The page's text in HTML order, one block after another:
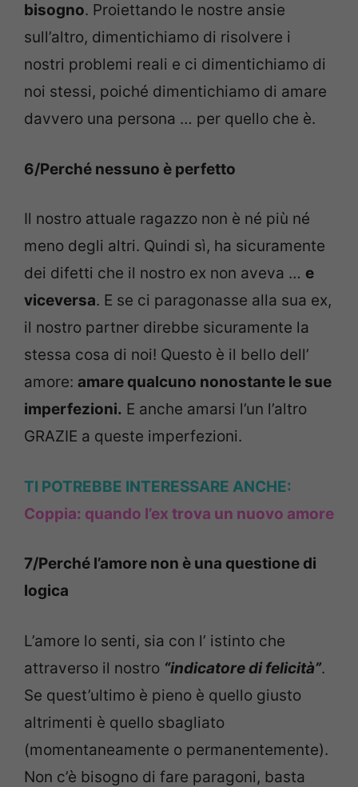
bisogno. Proiettando le nostre ansie
sull’altro, dimentichiamo di risolvere i
nostri problemi reali e ci dimentichiamo di
noi stessi, poiché dimentichiamo di amare
davvero una persona … per quello che è.
6/Perché nessuno è perfetto
Il nostro attuale ragazzo non è né più né
meno degli altri. Quindi sì, ha sicuramente
dei difetti che il nostro ex non aveva … e
viceversa. E se ci paragonasse alla sua ex,
il nostro partner direbbe sicuramente la
stessa cosa di noi! Questo è il bello dell’
amore: amare qualcuno nonostante le sue
imperfezioni. E anche amarsi l’un l’altro
GRAZIE a queste imperfezioni.
TI POTREBBE INTERESSARE ANCHE:
Coppia: quando l’ex trova un nuovo amore
7/Perché l’amore non è una questione di
logica
L’amore lo senti, sia con l’ istinto che
attraverso il nostro “indicatore di felicità”.
Se quest’ultimo è pieno è quello giusto
altrimenti è quello sbagliato
(momentaneamente o permanentemente).
Non c’è bisogno di fare paragoni, basta